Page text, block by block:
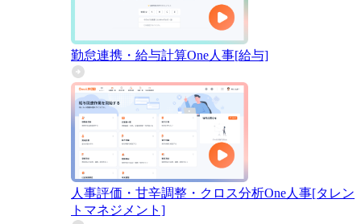
勤怠連携・給与計算One人事[給与]
人事評価・甘辛調整・クロス分析One人事[タレン
トマネジメント]